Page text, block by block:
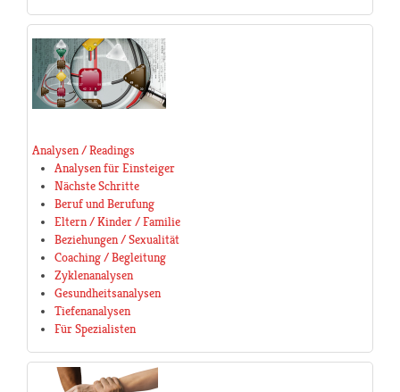
Analysen / Readings
Analysen für Einsteiger
Nächste Schritte
Beruf und Berufung
Eltern / Kinder / Familie
Beziehungen / Sexualität
Coaching / Begleitung
Zyklenanalysen
Gesundheitsanalysen
Tiefenanalysen
Für Spezialisten